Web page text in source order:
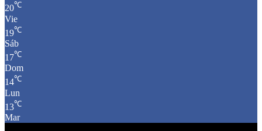
20℃
Vie
19℃
Sáb
17℃
Dom
14℃
Lun
13℃
Mar